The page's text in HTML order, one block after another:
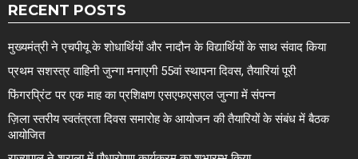
RECENT POSTS
मुख्यमंत्री ने एचपीयू के शोधार्थियों और नादौन के विद्यार्थियों के साथ संवाद किया
प्रथम सशस्त्र वाहिनी जुन्गा मनाएगी 55वां स्थापना दिवस, तैयारियां पूरी
फिंगरप्रिंट पर एक माह का प्रशिक्षण एसएफएसएल जुन्गा में संपन्न
ज़िला स्तरीय स्वतंत्रता दिवस समारोह के आयोजन की तैयारियों के संबंध में बैठक
आयोजित